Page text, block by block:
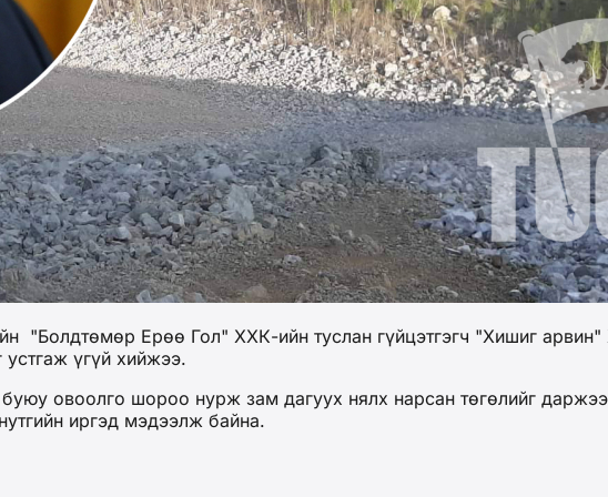
"Болдтөмөр Ерөө Гол" ХХК-ийн туслан гүйцэтгэгч "Хишиг
үгүй хийжээ.
овоолго шороо нурж зам дагуух нялх нарсан төгөлийг
иргэд мэдээлж байна.